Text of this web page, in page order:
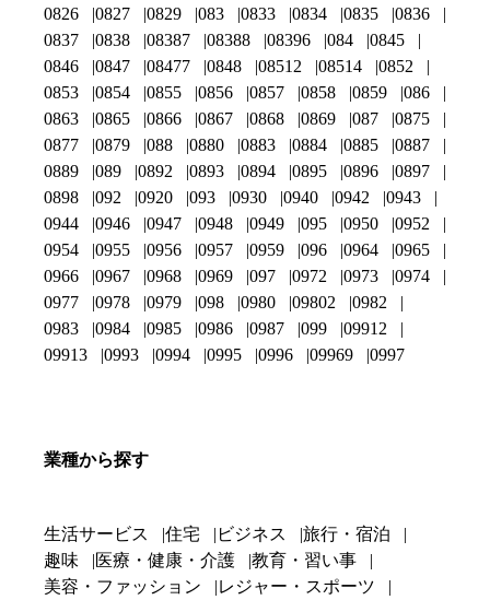
0826
0827 0829 083 0833 0834 0835
0836
0837
0838 08387 08388 08396 084
0845
0846
0847 08477 0848 08512 08514
0852
0853
0854 0855 0856 0857 0858 0859
086
0863
0865 0866 0867 0868 0869 087
0875
0877
0879 088 0880 0883 0884 0885
0887
0889
089 0892 0893 0894 0895 0896
0897
0898
092 0920 093 0930 0940 0942
0943
0944
0946 0947 0948 0949 095 0950
0952
0954
0955 0956 0957 0959 096 0964
0965
0966
0967 0968 0969 097 0972 0973
0974
0977
0978 0979 098 0980 09802
0982
0983
0984 0985 0986 0987 099
09912
09913
0993 0994 0995 0996 09969 0997
業種から探す
生活サービス 住宅 ビジネス
旅行・宿泊
趣味
医療・健康・介護
教育・習い事
美容・ファッション
レジャー・スポーツ